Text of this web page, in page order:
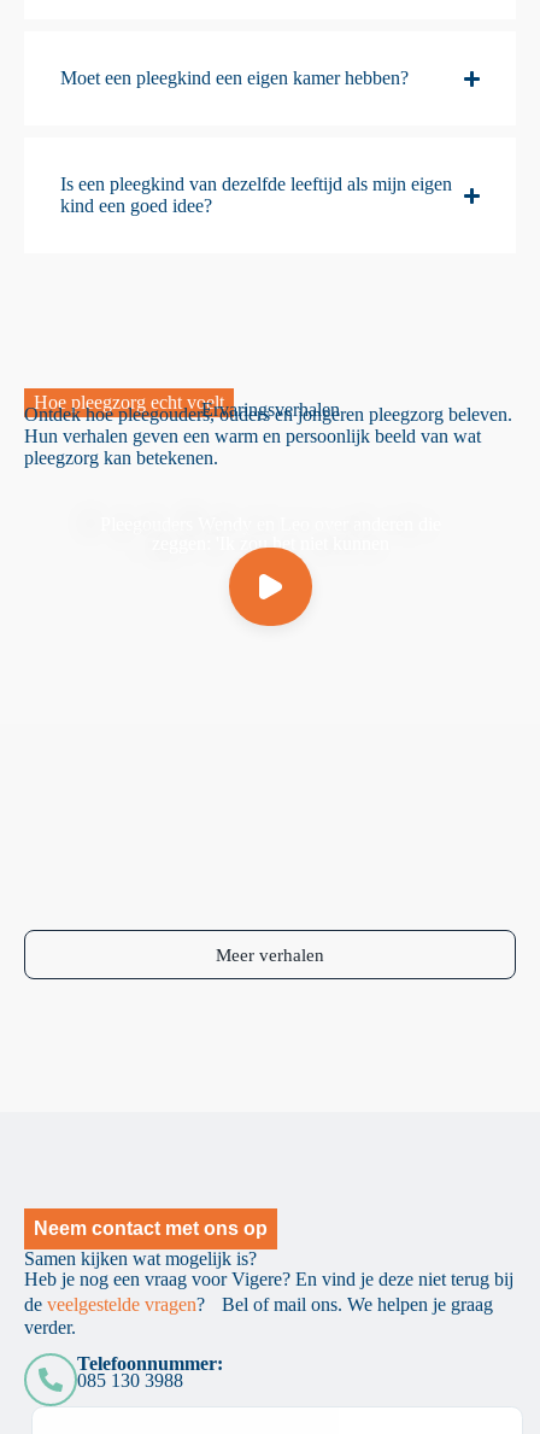
Moet een pleegkind een eigen kamer hebben?
Is een pleegkind van dezelfde leeftijd als mijn eigen
kind een goed idee?
Hoe pleegzorg echt voeltErvaringsverhalen
Ontdek hoe pleegouders, ouders en jongeren pleegzorg beleven.
Hun verhalen geven een warm en persoonlijk beeld van wat
pleegzorg kan betekenen.
zeggen: 'Ik zou het niet kunnen
Meer verhalen
Neem contact met ons op
Samen kijken wat mogelijk is?
Heb je nog een vraag voor Vigere? En vind je deze niet terug bij
de veelgestelde vragen? Bel of mail ons. We helpen je graag
verder.
Telefoonnummer:
085 130 3988